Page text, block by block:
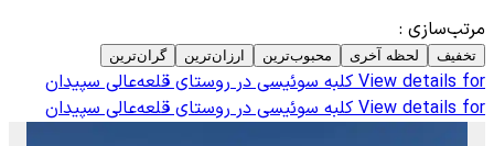
مرتب‌سازی :
تخفیف لحظه آخری محبوب‌ترین ارزان‌ترین گران‌ترین
View details for کلبه سوئیسی در روستای قلعه‌عالی سپیدان
View details for کلبه سوئیسی در روستای قلعه‌عالی سپیدان